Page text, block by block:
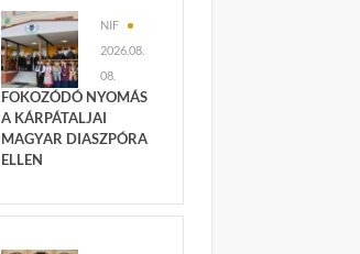
NIF
2026.08.
08.
FOKOZÓDÓ NYOMÁS
A KÁRPÁTALJAI
MAGYAR DIASZPÓRA
ELLEN